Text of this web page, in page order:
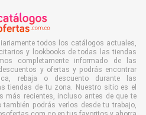
todos los catálogos actuales,
y lookbooks de todas las tiendas
completamente informado de las
y ofertas y podrás encontrar
rebaja o descuento durante las
tiendas de tu zona. Nuestro sitio es el
más recientes, incluso antes de que te
también podrás verlos desde tu trabajo,